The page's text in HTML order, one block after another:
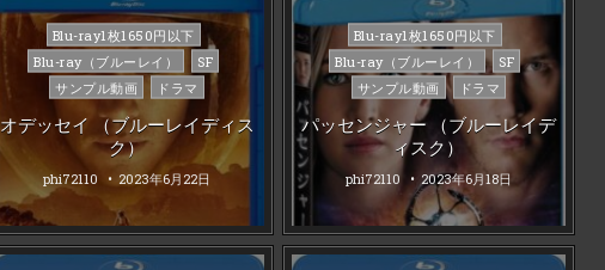
Posted
in
Blu-ray1枚1650円以下
Blu-ray（ブルーレイ）
SF
サンプル動画
ドラマ
オデッセイ （ブルーレイディス
ク）
phi72110 2023年6月22日
Posted
in
Blu-ray1枚1650円以下
Blu-ray（ブルーレイ）
SF
サンプル動画
ドラマ
パッセンジャー （ブルーレイデ
ィスク）
phi72110 2023年6月18日